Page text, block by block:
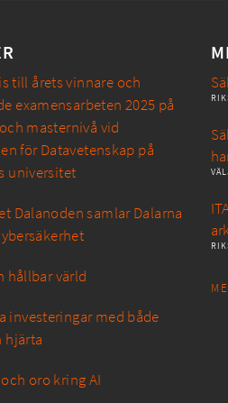
till årets vinnare och
examensarbeten 2025 på
masternivå vid
för Datavetenskap på
universitet
Dalanoden samlar Dalarna
hållbar värld
investeringar med både
hjärta
oro kring AI